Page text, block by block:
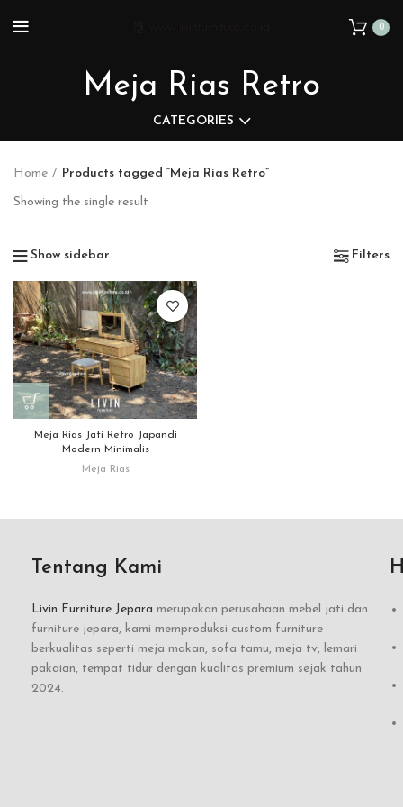
0
Meja Rias Retro
CATEGORIES
Home Products tagged “Meja Rias Retro”
Showing the single result
Show sidebar Filters
Meja Rias Jati Retro Japandi
Modern Minimalis
Meja Rias
Tentang Kami
Livin Furniture Jepara merupakan perusahaan mebel jati dan
furniture jepara, kami memproduksi custom furniture
berkualitas seperti meja makan, sofa tamu, meja tv, lemari
pakaian, tempat tidur dengan kualitas premium sejak tahun
2024.